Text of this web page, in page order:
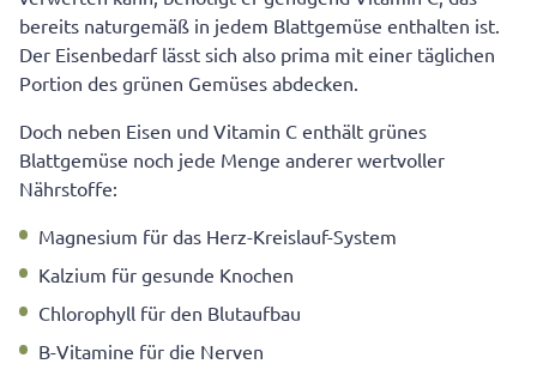
bereits naturgemäß in jedem Blattgemüse enthalten ist.
Der Eisenbedarf lässt sich also prima mit einer täglichen
Portion des grünen Gemüses abdecken.
Doch neben Eisen und Vitamin C enthält grünes
Blattgemüse noch jede Menge anderer wertvoller
Nährstoffe:
Magnesium für das Herz-Kreislauf-System
Kalzium für gesunde Knochen
Chlorophyll für den Blutaufbau
B-Vitamine für die Nerven